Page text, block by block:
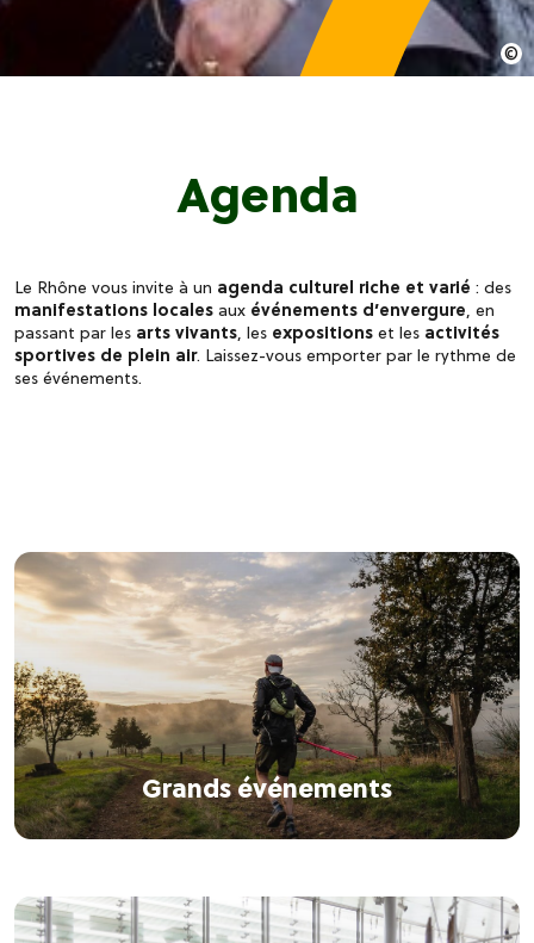
Agenda
Le Rhône vous invite à un agenda culturel riche et varié : des
manifestations locales aux événements d’envergure, en
passant par les arts vivants, les expositions et les activités
sportives de plein air. Laissez-vous emporter par le rythme de
ses événements.
Grands événements